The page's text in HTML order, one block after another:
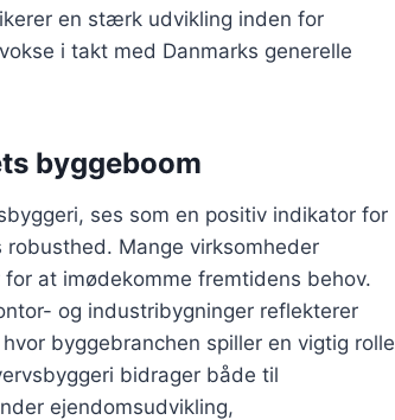
en stærk udvikling inden for
i takt med Danmarks generelle
byggeboom
ses som en positiv indikator for
Mange virksomheder
at imødekomme fremtidens behov.
og industribygninger reflekterer
byggebranchen spiller en vigtig rolle
bidrager både til
ejendomsudvikling,